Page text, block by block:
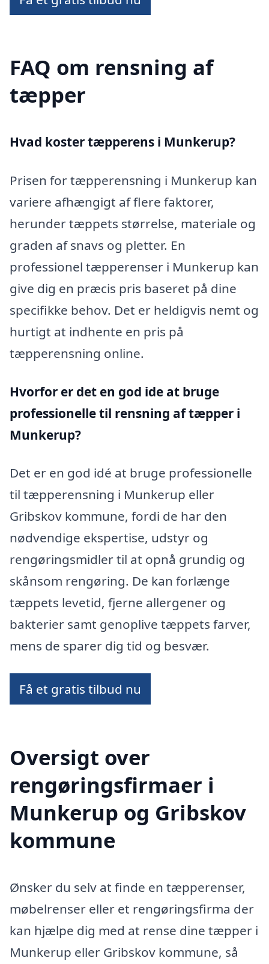
FAQ om rensning af
tæpper
Hvad koster tæpperens i Munkerup?
Prisen for tæpperensning i Munkerup kan
variere afhængigt af flere faktorer,
herunder tæppets størrelse, materiale og
graden af snavs og pletter. En
professionel tæpperenser i Munkerup kan
give dig en præcis pris baseret på dine
specifikke behov. Det er heldigvis nemt og
hurtigt at indhente en pris på
tæpperensning online.
Hvorfor er det en god ide at bruge
professionelle til rensning af tæpper i
Munkerup?
Det er en god idé at bruge professionelle
til tæpperensning i Munkerup eller
Gribskov kommune, fordi de har den
nødvendige ekspertise, udstyr og
rengøringsmidler til at opnå grundig og
skånsom rengøring. De kan forlænge
tæppets levetid, fjerne allergener og
bakterier samt genoplive tæppets farver,
mens de sparer dig tid og besvær.
Få et gratis tilbud nu
Oversigt over
rengøringsfirmaer i
Munkerup og Gribskov
kommune
Ønsker du selv at finde en tæpperenser,
møbelrenser eller et rengøringsfirma der
kan hjælpe dig med at rense dine tæpper i
Munkerup eller Gribskov kommune, så